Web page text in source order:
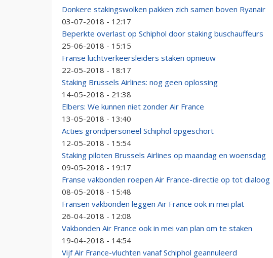
Donkere stakingswolken pakken zich samen boven Ryanair
03-07-2018 - 12:17
Beperkte overlast op Schiphol door staking buschauffeurs
25-06-2018 - 15:15
Franse luchtverkeersleiders staken opnieuw
22-05-2018 - 18:17
Staking Brussels Airlines: nog geen oplossing
14-05-2018 - 21:38
Elbers: We kunnen niet zonder Air France
13-05-2018 - 13:40
Acties grondpersoneel Schiphol opgeschort
12-05-2018 - 15:54
Staking piloten Brussels Airlines op maandag en woensdag
09-05-2018 - 19:17
Franse vakbonden roepen Air France-directie op tot dialoog
08-05-2018 - 15:48
Fransen vakbonden leggen Air France ook in mei plat
26-04-2018 - 12:08
Vakbonden Air France ook in mei van plan om te staken
19-04-2018 - 14:54
Vijf Air France-vluchten vanaf Schiphol geannuleerd